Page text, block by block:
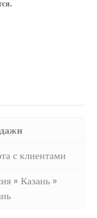
с клиентами
» Казань »